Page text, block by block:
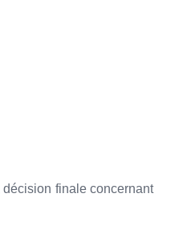
finale concernant